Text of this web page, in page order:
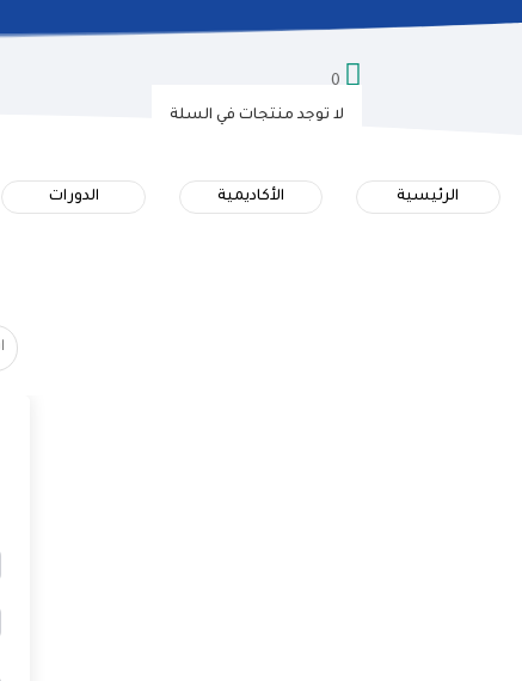

0
لا توجد منتجات في السلة
الرئيسية الأكاديمية الدورات